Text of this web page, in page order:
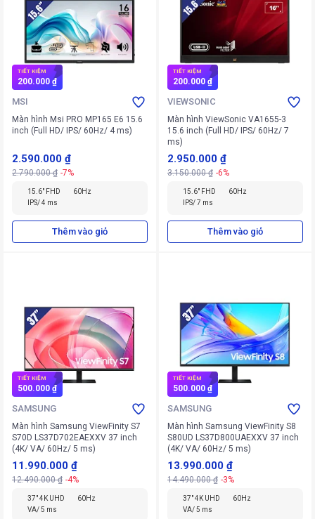
TIẾT KIỆM
200.000 ₫
MSI
Màn hình Msi PRO MP165 E6 15.6
inch (Full HD/ IPS/ 60Hz/ 4 ms)
2.590.000 ₫
2.790.000 ₫ -7%
15.6" FHD
60Hz
IPS/ 4 ms
Thêm vào giỏ
TIẾT KIỆM
200.000 ₫
VIEWSONIC
Màn hình ViewSonic VA1655-3
15.6 inch (Full HD/ IPS/ 60Hz/ 7
ms)
2.950.000 ₫
3.150.000 ₫ -6%
15.6" FHD
60Hz
IPS/ 7 ms
Thêm vào giỏ
TIẾT KIỆM
500.000 ₫
SAMSUNG
Màn hình Samsung ViewFinity S7
S70D LS37D702EAEXXV 37 inch
(4K/ VA/ 60Hz/ 5 ms)
11.990.000 ₫
12.490.000 ₫ -4%
37" 4K UHD
60Hz
VA/ 5 ms
TIẾT KIỆM
500.000 ₫
SAMSUNG
Màn hình Samsung ViewFinity S8
S80UD LS37D800UAEXXV 37 inch
(4K/ VA/ 60Hz/ 5 ms)
13.990.000 ₫
14.490.000 ₫ -3%
37" 4K UHD
60Hz
VA/ 5 ms